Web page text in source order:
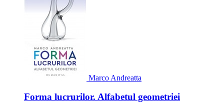
Marco Andreatta
Forma lucrurilor. Alfabetul geometriei